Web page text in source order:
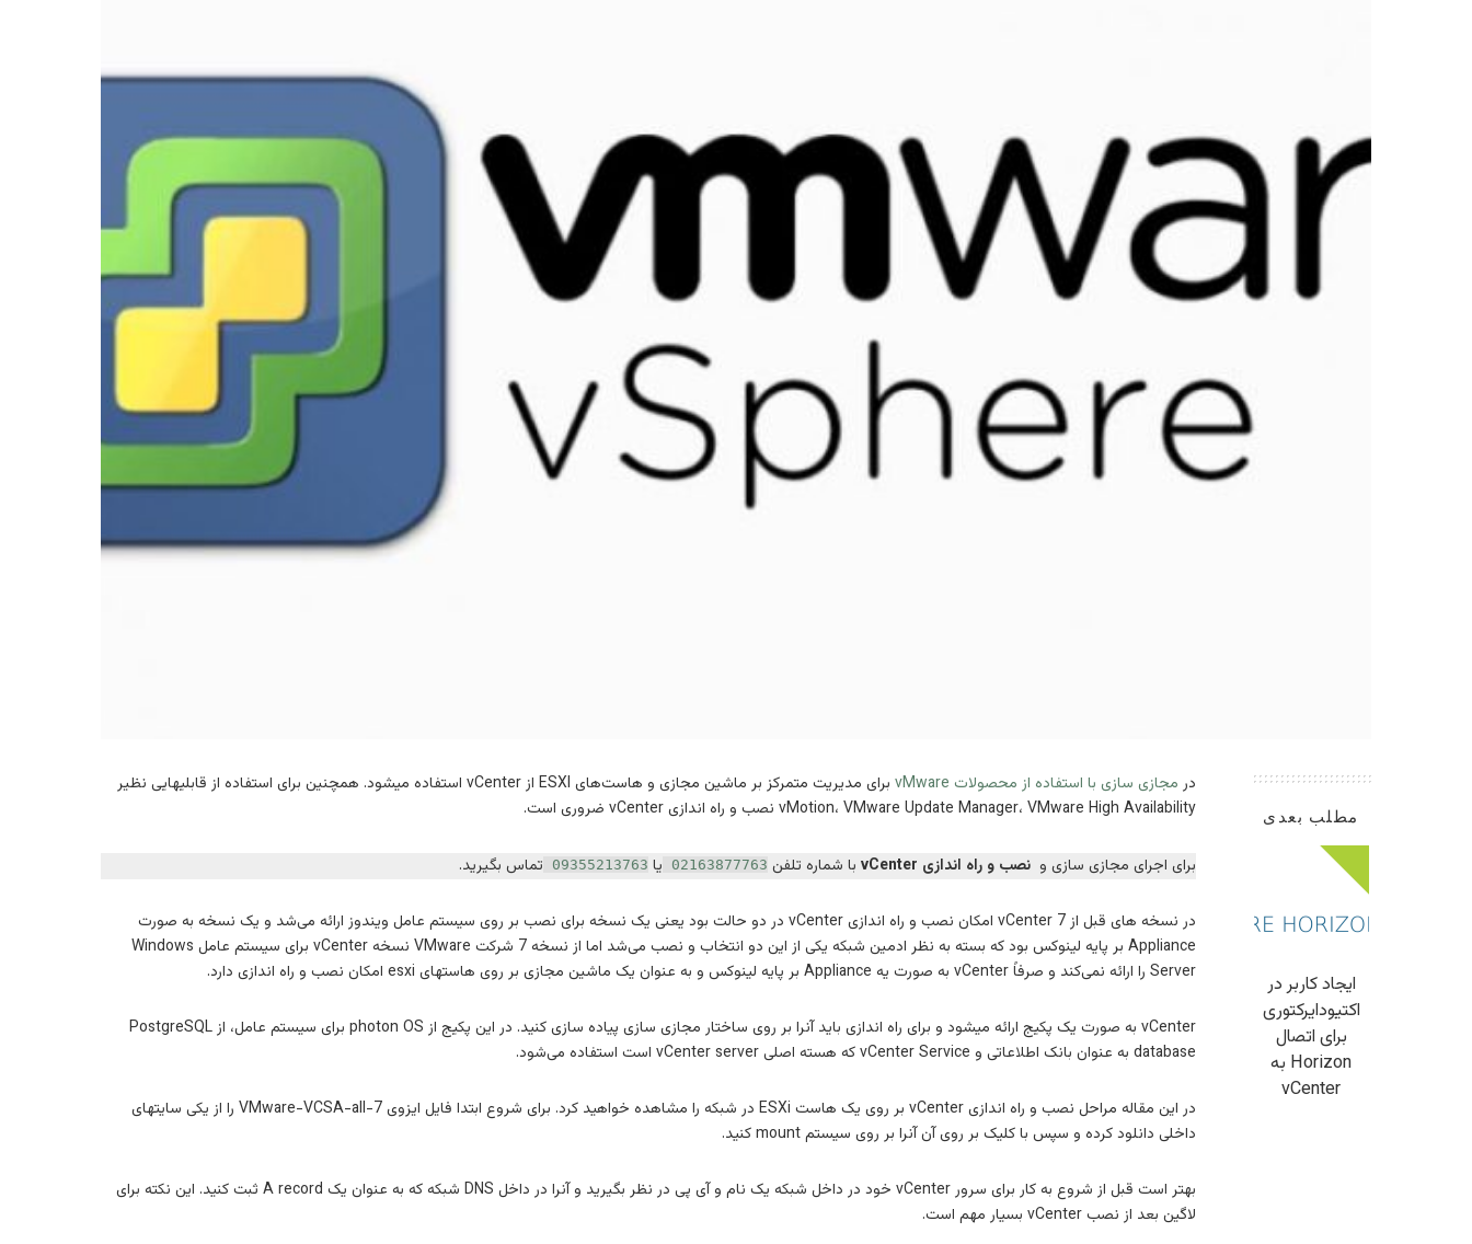
مطلب بعدی
ایجاد کاربر در
اکتیودایرکتوری
برای اتصال
Horizon به
vCenter
در مجازی سازی با استفاده از محصولات vMware
برای مدیریت متمرکز بر ماشین مجازی و هاست‌های ESXI از vCenter استفاده میشود. همچنین برای استفاده از قابلیهایی نظیر
vMotion، VMware Update Manager، VMware High Availability نصب و راه اندازی vCenter ضروری است.
برای اجرای مجازی سازی و نصب و راه اندازی vCenter با شماره تلفن 02163877763 یا 09355213763 تماس بگیرید.
در نسخه های قبل از vCenter 7 امکان نصب و راه اندازی vCenter در دو حالت بود یعنی یک نسخه برای نصب بر روی سیستم عامل ویندوز ارائه می‌شد و یک نسخه به صورت
Appliance بر پایه لینوکس بود که بسته به نظر ادمین شبکه یکی از این دو انتخاب و نصب می‌شد اما از نسخه 7 شرکت VMware نسخه vCenter برای سیستم عامل Windows
Server را ارائه نمی‌کند و صرفاً vCenter به صورت یه Appliance بر پایه لینوکس و به عنوان یک ماشین مجازی بر روی هاستهای esxi امکان نصب و راه اندازی دارد.
vCenter به صورت یک پکیج ارائه میشود و برای راه اندازی باید آنرا بر روی ساختار مجازی سازی پیاده سازی کنید. در این پکیج از photon OS برای سیستم عامل، از PostgreSQL
database به عنوان بانک اطلاعاتی و vCenter Service که هسته اصلی vCenter server است استفاده می‌شود.
در این مقاله مراحل نصب و راه اندازی vCenter بر روی یک هاست ESXi در شبکه را مشاهده خواهید کرد. برای شروع ابتدا فایل ایزوی VMware-VCSA-all-7 را از یکی سایتهای
داخلی دانلود کرده و سپس با کلیک بر روی آن آنرا بر روی سیستم mount کنید.
بهتر است قبل از شروع به کار برای سرور vCenter خود در داخل شبکه یک نام و آی پی در نظر بگیرید و آنرا در داخل DNS شبکه که به عنوان یک A record ثبت کنید. این نکته برای
لاگین بعد از نصب vCenter بسیار مهم است.